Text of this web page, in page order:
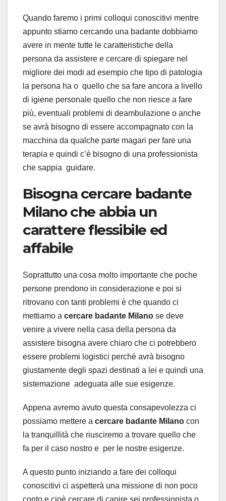
Quando faremo i primi colloqui conoscitivi mentre
appunto stiamo cercando una badante dobbiamo
avere in mente tutte le caratteristiche della
persona da assistere e cercare di spiegare nel
migliore dei modi ad esempio che tipo di patologia
la persona ha o quello che sa fare ancora a livello
di igiene personale quello che non riesce a fare
più, eventuali problemi di deambulazione o anche
se avrà bisogno di essere accompagnato con la
macchina da qualche parte magari per fare una
terapia e quindi c’è bisogno di una professionista
che sappia guidare.
Bisogna cercare badante
Milano che abbia un
carattere flessibile ed
affabile
Soprattutto una cosa molto importante che poche
persone prendono in considerazione e poi si
ritrovano con tanti problemi è che quando ci
mettiamo a cercare badante Milano se deve
venire a vivere nella casa della persona da
assistere bisogna avere chiaro che ci potrebbero
essere problemi logistici perché avrà bisogno
giustamente degli spazi destinati a lei e quindi una
sistemazione adeguata alle sue esigenze.
Appena avremo avuto questa consapevolezza ci
possiamo mettere a cercare badante Milano con
la tranquillità che riusciremo a trovare quello che
fa per il caso nostro e per le nostre esigenze.
A questo punto iniziando a fare dei colloqui
conoscitivi ci aspetterà una missione di non poco